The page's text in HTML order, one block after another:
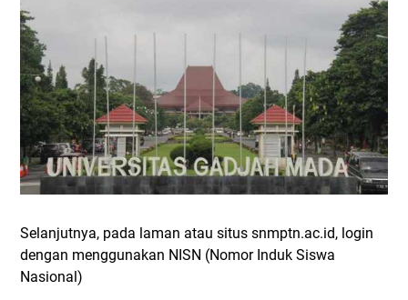
Selanjutnya, pada laman atau situs snmptn.ac.id, login
dengan menggunakan NISN (Nomor Induk Siswa
Nasional)